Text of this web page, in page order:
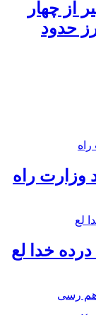
از چهار
حدود
وزارت راه
خدا لع